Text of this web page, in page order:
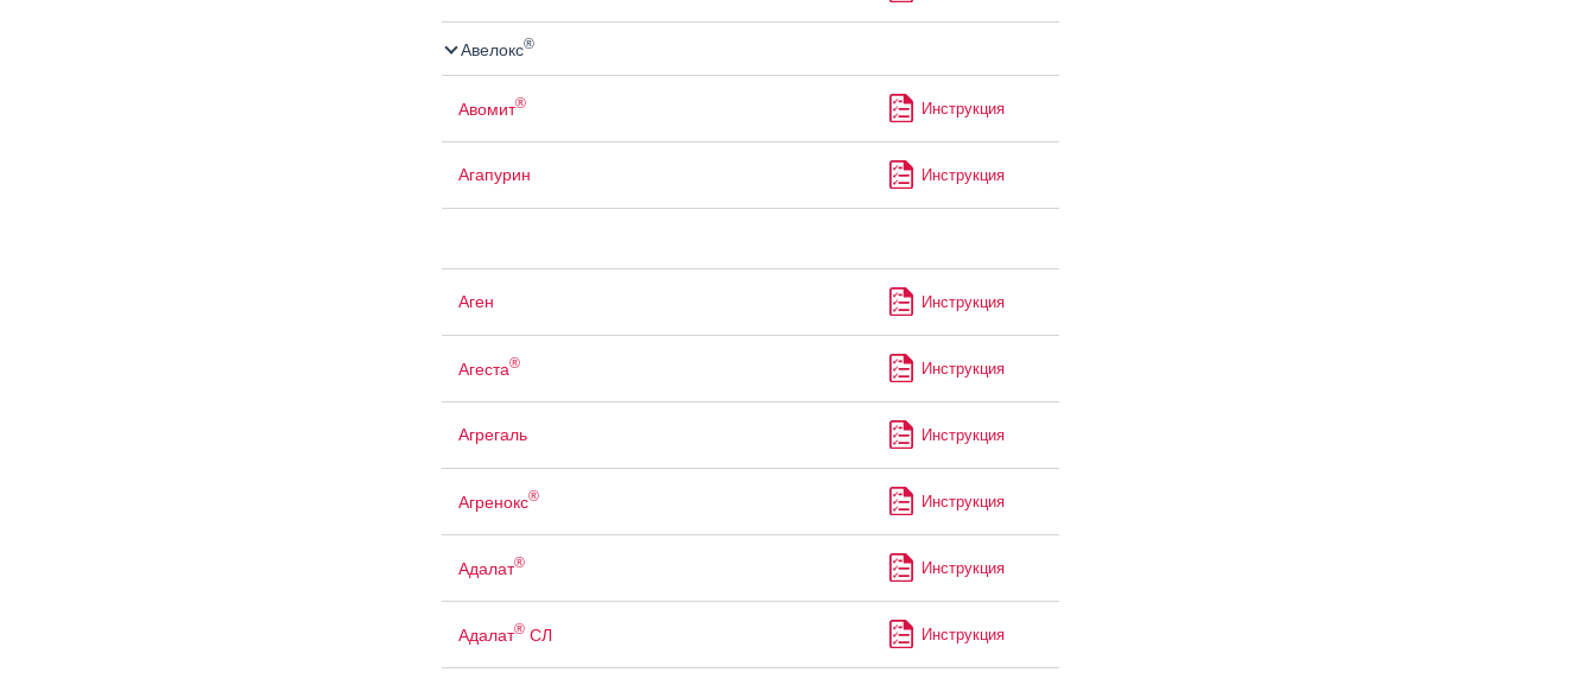
Авелокс®
Авомит® Инструкция
Агапурин Инструкция
Аген Инструкция
Агеста® Инструкция
Агрегаль Инструкция
Агренокс® Инструкция
Адалат® Инструкция
Адалат®СЛ Инструкция